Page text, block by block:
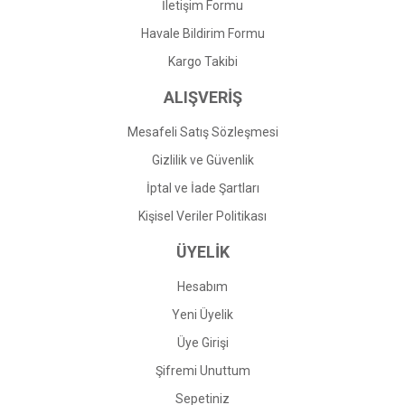
Gönder
İletişim Formu
Havale Bildirim Formu
Kargo Takibi
ALIŞVERİŞ
Mesafeli Satış Sözleşmesi
Gizlilik ve Güvenlik
İptal ve İade Şartları
Kişisel Veriler Politikası
ÜYELİK
Hesabım
Yeni Üyelik
Üye Girişi
Şifremi Unuttum
Sepetiniz